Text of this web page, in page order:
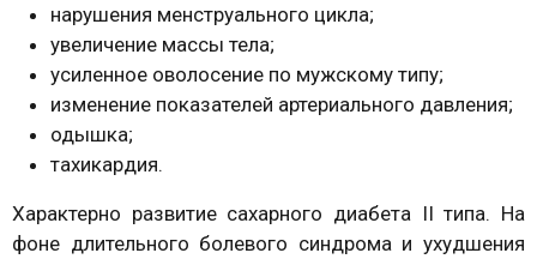
нарушения менструального цикла;
увеличение массы тела;
усиленное оволосение по мужскому типу;
изменение показателей артериального давления;
одышка;
тахикардия.
Характерно развитие сахарного диабета II типа. На
фоне длительного болевого синдрома и ухудшения